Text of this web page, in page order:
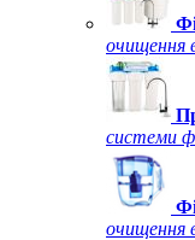
очищення
системи
очищення